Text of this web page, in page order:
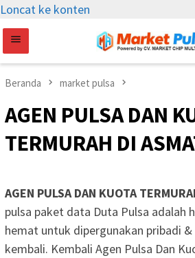
Loncat ke konten
Beranda market pulsa
AGEN PULSA DAN
TERMURAH DI
AGEN PULSA DAN KUOTA
pulsa paket data Duta Pulsa adalah
hemat untuk dipergunakan pribadi
kembali. Kembali Agen Pulsa Dan